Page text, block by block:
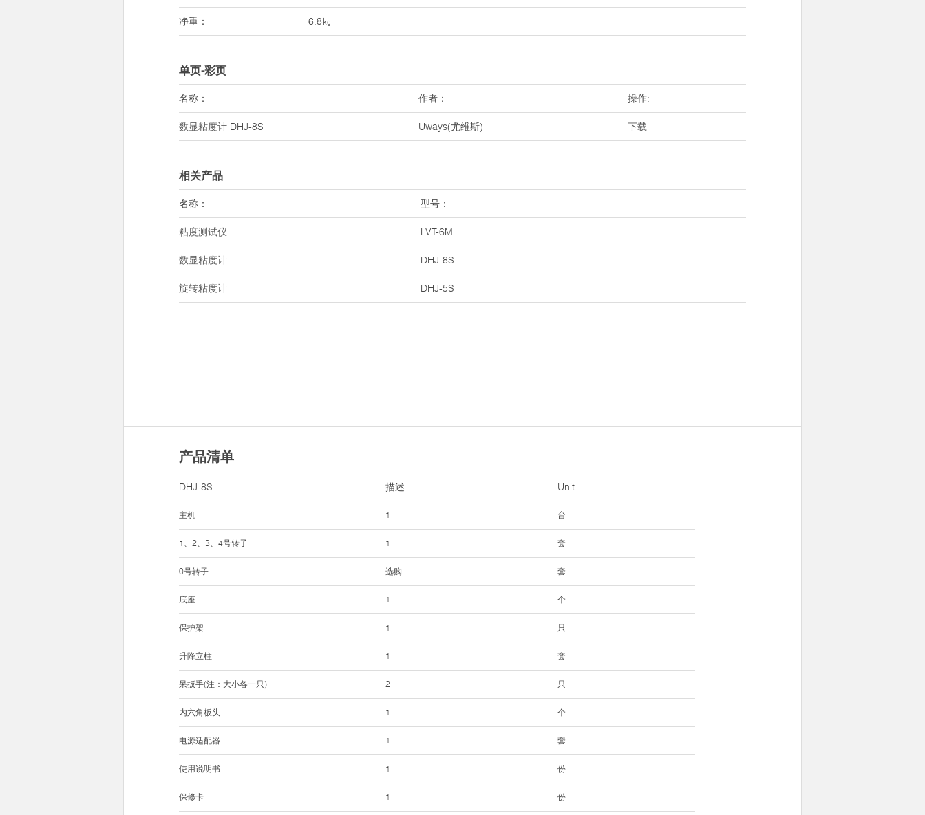
净重： 6.8㎏
单页-彩页
名称： 作者： 操作:
数显粘度计 DHJ-8S Uways(尤维斯) 下载
相关产品
名称： 型号：
粘度测试仪 LVT-6M
数显粘度计 DHJ-8S
旋转粘度计 DHJ-5S
产品清单
DHJ-8S Unit
主机 台
1、2、3、4号转子 套
0号转子 套
底座 个
保护架 只
升降立柱 套
呆扳手(注：大小各一只) 只
内六角板头 个
电源适配器 套
使用说明书 份
保修卡 份
描述
1
1
选购
1
1
1
2
1
1
1
1